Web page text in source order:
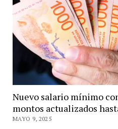
Nuevo salario mínimo
montos actualizados
MAYO 9, 2025